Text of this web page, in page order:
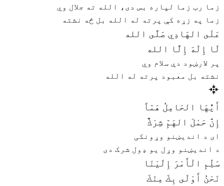
زما رب زما لپاره بس دی، الله ته جلال وي
زما په زړه کې پرته له الله بل څه نشته
عَلَى الهَادِي صَلَّى الله
لَا إِلَهَ إِلَّا الله
پر لارښود دې سلام وي
نشته بل معبود پرته له الله
أَيُّهَا الحَامِلُ هَمّاً
إِنَّ حَمْلَ الهَمِّ شِرْكٌ
ای د اندیښنو وړونکی
د اندیښنو وړل یو ډول شرک دی
سَلِّمِ الْأَمْرَ إِلَيْنَا
نَحْنُ أَوْلَى بِكَ مِنْكَ